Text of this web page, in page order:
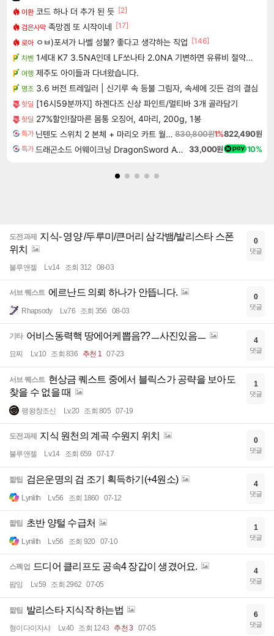
이환 코드 하나 더 추가 된 듯 [2]
검은사막 족망겜 또 시작이네 [17]
로아 ㅇㅂ)포셔가 나벨 성불? 좋다고 생각하는 직업 [146]
차벤 1세대 K7 3.5NA인데 LF쏘나타 2.0NA 기변하면 유류비 절약이 얼마나 될까요..?
여행 제주도 아이들과 다녀왔습니다.
명조 3.6 버전 트레일러 | 신기루 속 등불 그림자, 속세에 깃든 검의 결심
핫딜 [16시59분까지] 하겐다즈 신상 파인트/멀티바 3개 골라담기
핫딜 27%할인!잘마른 몸통 오징어, 4마리, 200g, 1봉
특가 닌텐도 스위치 2 본체 + 마리오 카트 월드 + 슈퍼 마리오 파티 잼버리 닌텐도 스위치 2 에디션 + 잼버리 TV 번들 830,800원1%822,490원
특가 드래곤소드 어웨이크닝 DragonSword Awakening 33,000원 10%
도전과제
지식- 영양 /두루미/큰머리 삼각뱀/발리스타 스폰
위치
불루앤젤 Lv.14 조회 312 08-03
0
댓글
서브 퀘스트 에르난드 의뢰 하나가 안뜹니다.
Rhapsody Lv.76 조회 356 08-03
0
댓글
기타 어비스동력핵 땅에어케뽑음??ㅡ사진있음ㅡ
묘찌 Lv.10 조회 836 추천 1 07-23
4
댓글
서브 퀘스트 현상금 퀘스트 중에서 블릭스가 공략을 보아도
찾을 수 없을 때
팽왕창조신 Lv.20 조회 805 07-19
1
댓글
도전과제 지식 원천의 계곡 수원지 위치
불루앤젤 Lv.14 조회 659 07-17
0
댓글
짧팁 검은운명의 검 조기 획득하기(+4원소)
Lynlith Lv.56 조회 1860 07-12
4
댓글
짧팁 초반 양털 수급처
Lynlith Lv.56 조회 920 07-10
1
댓글
스펙업 드디어 클리프도 공속4 장갑이 생겼어요.
팜잉 Lv.59 조회 2962 07-05
4
댓글
짧팁 발리스타 지식작 하는법
형이다이자샤 Lv.40 조회 1243 추천 3 07-05
6
댓글